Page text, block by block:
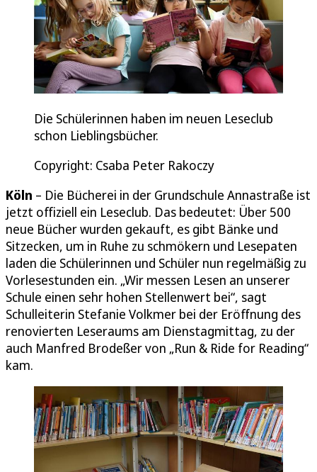
Die Schülerinnen haben im neuen Leseclub
schon Lieblingsbücher.
Copyright: Csaba Peter Rakoczy
Köln – Die Bücherei in der Grundschule Annastraße ist
jetzt offiziell ein Leseclub. Das bedeutet: Über 500
neue Bücher wurden gekauft, es gibt Bänke und
Sitzecken, um in Ruhe zu schmökern und Lesepaten
laden die Schülerinnen und Schüler nun regelmäßig zu
Vorlesestunden ein. „Wir messen Lesen an unserer
Schule einen sehr hohen Stellenwert bei“, sagt
Schulleiterin Stefanie Volkmer bei der Eröffnung des
renovierten Leseraums am Dienstagmittag, zu der
auch Manfred Brodeßer von „Run & Ride for Reading“
kam.